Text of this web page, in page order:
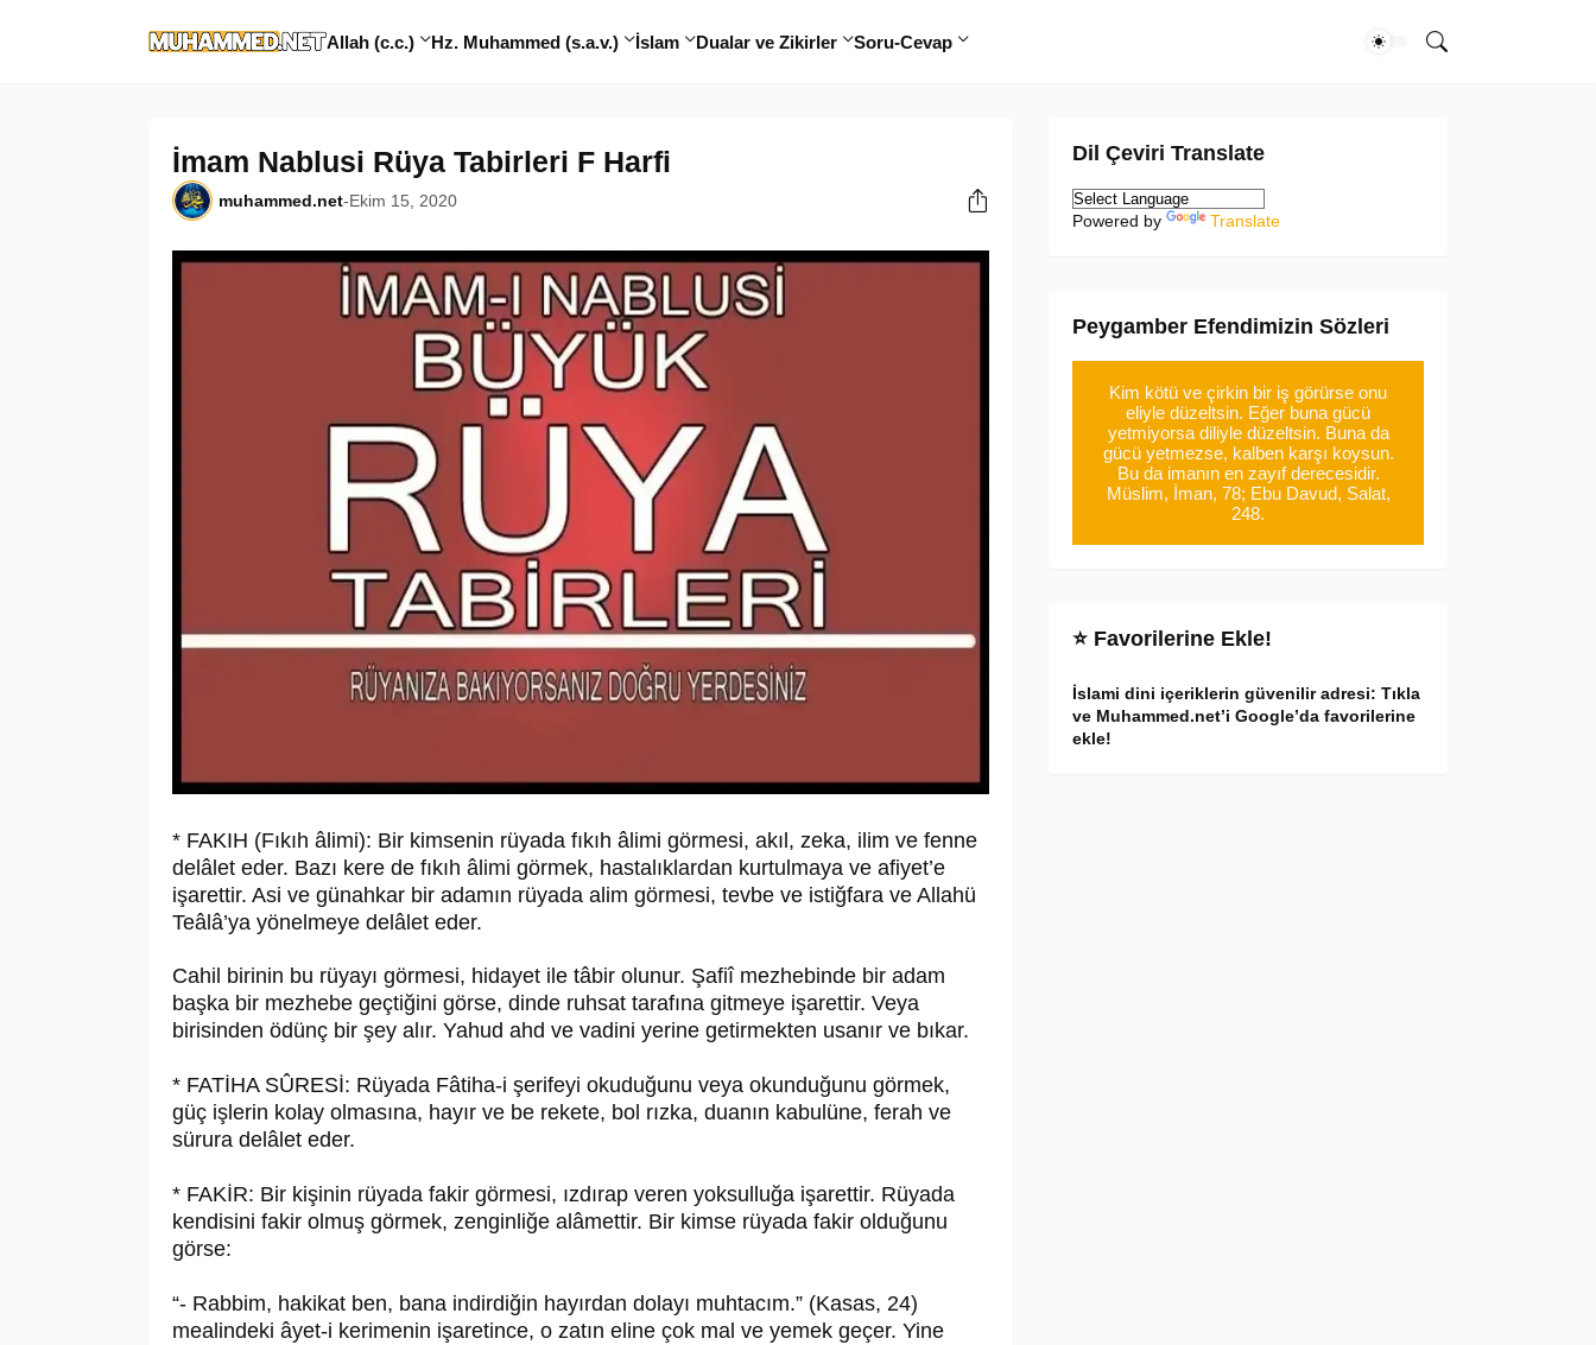
Allah (c.c.) Hz. Muhammed (s.a.v.) İslam Dualar ve Zikirler Soru-Cevap
İmam Nablusi Rüya Tabirleri F Harfi
muhammed.net-Ekim 15, 2020
* FAKIH (Fıkıh âlimi): Bir kimsenin rüyada fıkıh âlimi görmesi, akıl, zeka, ilim ve fenne
delâlet eder. Bazı kere de fıkıh âlimi görmek, hastalıklardan kurtulmaya ve afiyet’e
işarettir. Asi ve günahkar bir adamın rüyada alim görmesi, tevbe ve istiğfara ve Allahü
Teâlâ’ya yönelmeye delâlet eder.
Cahil birinin bu rüyayı görmesi, hidayet ile tâbir olunur. Şafiî mezhebinde bir adam
başka bir mezhebe geçtiğini görse, dinde ruhsat tarafına gitmeye işarettir. Veya
birisinden ödünç bir şey alır. Yahud ahd ve vadini yerine getirmekten usanır ve bıkar.
* FATİHA SÛRESİ: Rüyada Fâtiha-i şerifeyi okuduğunu veya okunduğunu görmek,
güç işlerin kolay olmasına, hayır ve be rekete, bol rızka, duanın kabulüne, ferah ve
sürura delâlet eder.
* FAKİR: Bir kişinin rüyada fakir görmesi, ızdırap veren yoksulluğa işarettir. Rüyada
kendisini fakir olmuş görmek, zenginliğe alâmettir. Bir kimse rüyada fakir olduğunu
görse:
“- Rabbim, hakikat ben, bana indirdiğin hayırdan dolayı muhtacım.” (Kasas, 24)
mealindeki âyet-i kerimenin işaretince, o zatın eline çok mal ve yemek geçer. Yine
Dil Çeviri Translate
Powered by Translate
Peygamber Efendimizin Sözleri
Kim kötü ve çirkin bir iş görürse onu
eliyle düzeltsin. Eğer buna gücü
yetmiyorsa diliyle düzeltsin. Buna da
gücü yetmezse, kalben karşı koysun.
Bu da imanın en zayıf derecesidir.
Müslim, İman, 78; Ebu Davud, Salat,
248.
⭐ Favorilerine Ekle!
İslami dini içeriklerin güvenilir adresi: Tıkla
ve Muhammed.net’i Google’da favorilerine
ekle!